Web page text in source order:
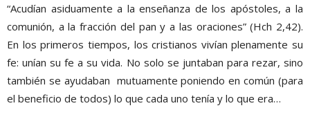
“Acudían asiduamente a la enseñanza de los apóstoles, a la
comunión, a la fracción del pan y a las oraciones” (Hch 2,42).
En los primeros tiempos, los cristianos vivían plenamente su
fe: unían su fe a su vida. No solo se juntaban para rezar, sino
también se ayudaban mutuamente poniendo en común (para
el beneficio de todos) lo que cada uno tenía y lo que era…